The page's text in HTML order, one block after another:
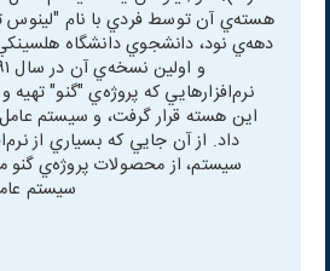
هسته‌ي آن توسط فردي با نام "لينوس
دهه‌ي نود، دانشجوي دانشگاه
نرم‌افزارهايي که پروژه‌ي "گنو" تهيه
اين هسته قرار گرفت، و سيستم
داد. از آن جايي که بسياري از
سيستم، از محصولات پرو‌ژه‌ي
سيستم